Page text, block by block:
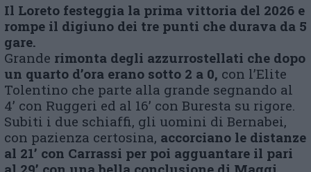
Il Loreto festeggia la prima vittoria del 2026 e
rompe il digiuno dei tre punti che durava da 5
gare.
Grande rimonta degli azzurrostellati che dopo
un quarto d’ora erano sotto 2 a 0, con l’Elite
Tolentino che parte alla grande segnando al
4’ con Ruggeri ed al 16’ con Buresta su rigore.
Subiti i due schiaffi, gli uomini di Bernabei,
con pazienza certosina, accorciano le distanze
al 21’ con Carrassi per poi agguantare il pari